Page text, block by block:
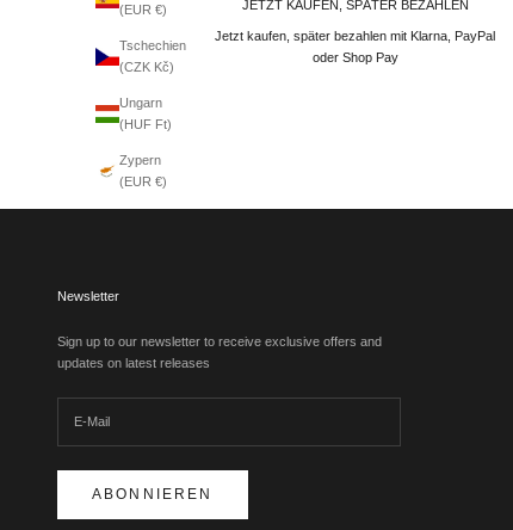
(EUR €)
Tschechien
(CZK Kč)
Ungarn
(HUF Ft)
Zypern
(EUR €)
JETZT KAUFEN, SPÄTER BEZAHLEN
Jetzt kaufen, später bezahlen mit Klarna, PayPal
oder Shop Pay
Newsletter
Sign up to our newsletter to receive exclusive offers and
updates on latest releases
ABONNIEREN